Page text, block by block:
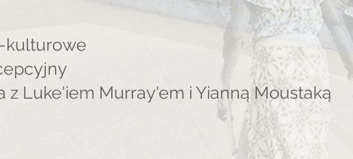
kulturowe
z Luke'iem Murray'em i Yianną Moustaką